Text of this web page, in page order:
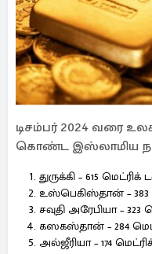
டிசம்பர் 2024 வரை
கொண்ட இஸ்லாமிய
துருக்கி – 615 மெட்ரிக்
உஸ்பெகிஸ்தான் –
சவுதி அரேபியா –
கஸகஸ்தான் – 284
அல்ஜீரியா – 174